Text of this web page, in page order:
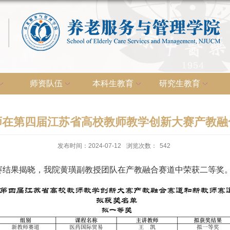
师资队伍 本科生教育 研究生教育
第四届江苏省高校教师教学创新大赛产教
发布时间：2024-07-12 浏览次数： 542
果揭晓，我院黄璜副教授团队在产教融合赛道中荣获二等奖